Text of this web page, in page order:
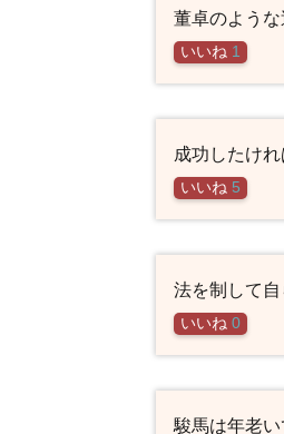
董卓のよう
いいね 1
成功したけ
いいね 5
法を制して
いいね 0
駿馬は年老